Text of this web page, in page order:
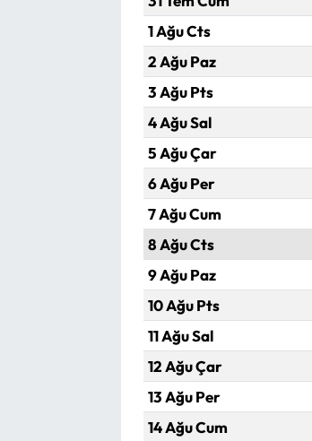
1 Ağu Cts
2 Ağu Paz
3 Ağu Pts
4 Ağu Sal
5 Ağu Çar
6 Ağu Per
7 Ağu Cum
8 Ağu Cts
9 Ağu Paz
10 Ağu Pts
11 Ağu Sal
12 Ağu Çar
13 Ağu Per
14 Ağu Cum